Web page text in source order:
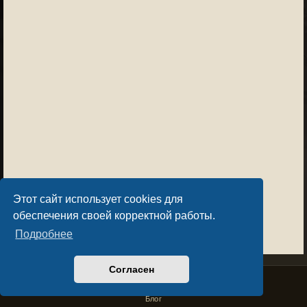
Этот сайт использует cookies для
обеспечения своей корректной работы.
Подробнее
Согласен
Privacy PolicyLicense Agreement
Copyright © Sacralium Games 2023-
Блог